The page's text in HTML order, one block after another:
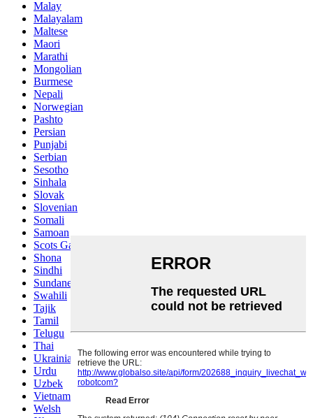
Malay
Malayalam
Maltese
Maori
Marathi
Mongolian
Burmese
Nepali
Norwegian
Pashto
Persian
Punjabi
Serbian
Sesotho
Sinhala
Slovak
Slovenian
Somali
Samoan
Scots Gaelic
Shona
Sindhi
Sundanese
Swahili
Tajik
Tamil
Telugu
Thai
Ukrainian
Urdu
Uzbek
Vietnamese
Welsh